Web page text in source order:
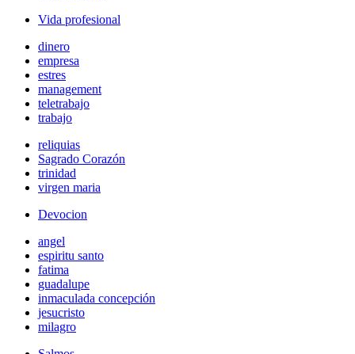
Vida profesional
dinero
empresa
estres
management
teletrabajo
trabajo
reliquias
Sagrado Corazón
trinidad
virgen maria
Devocion
angel
espiritu santo
fatima
guadalupe
inmaculada concepción
jesucristo
milagro